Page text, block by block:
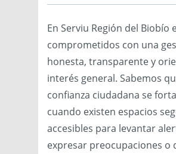
En Serviu Región del Biobío
comprometidos con una
honesta, transparente y
interés general. Sabemos
confianza ciudadana se
cuando existen espacios
accesibles para levantar
expresar preocupaciones o